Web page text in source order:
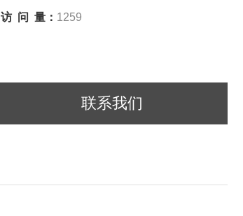
访 问 量： 1259
联系我们